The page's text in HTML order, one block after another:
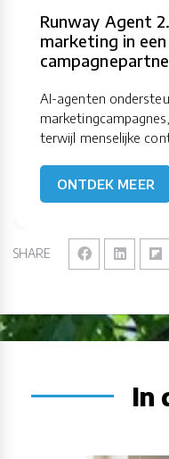
SHARE
Runway Agent
marketing in
AI-agenten
terwijl menselijke
ONTDEK MEER
In